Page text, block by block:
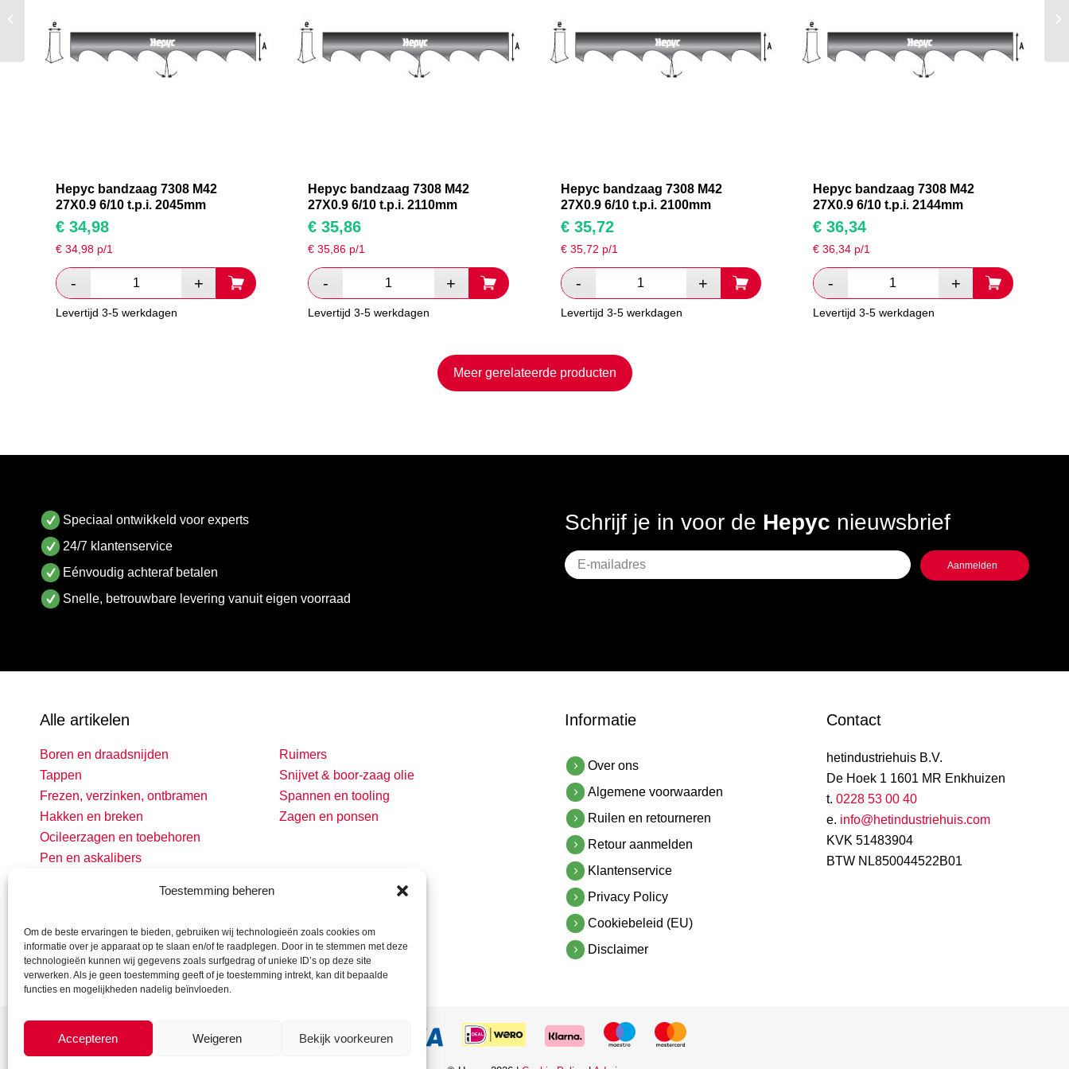
Toestemming beheren
Om de beste ervaringen te bieden, gebruiken wij technologieën zoals cookies om
informatie over je apparaat op te slaan en/of te raadplegen. Door in te stemmen met deze
technologieën kunnen wij gegevens zoals surfgedrag of unieke ID’s op deze site
verwerken. Als je geen toestemming geeft of je toestemming intrekt, kan dit bepaalde
functies en mogelijkheden nadelig beïnvloeden.
Accepteren Weigeren Bekijk voorkeuren
Hepyc bandzaag 7308 M42
27X0.9 6/10 t.p.i. 2045mm
€ 34,98
€ 34,98 p/1
Levertijd 3-5 werkdagen
Hepyc bandzaag 7308 M42
27X0.9 6/10 t.p.i. 2110mm
€ 35,86
€35,86 p/1
Levertijd 3-5 werkdagen
Hepyc bandzaag 7308 M42
27X0.9 6/10 t.p.i. 2100mm
€35,72
€ 35,72 p/1
Levertijd 3-5 werkdagen
Hepyc bandzaag 7308 M42
27X0.9 6/10 t.p.i. 2144mm
€36,34
€ 36,34p/1
Levertijd 3-5 werkdagen
Meer gerelateerde producten
Speciaal ontwikkeld voor experts
24/7 klantenservice
Eénvoudig achteraf betalen
Snelle, betrouwbare levering vanuit eigen voorraad
Schrijf je in voor de Hepyc nieuwsbrief
Geen
titel
Alle artikelen
Boren en draadsnijden
Tappen
Frezen, verzinken, ontbramen
Hakken en breken
Ocileerzagen en toebehoren
Pen en askalibers
Ruimers
Snijvet & boor-zaag olie
Spannen en tooling
Zagen en ponsen
Informatie
Over ons
Algemene voorwaarden
Ruilen en retourneren
Retour aanmelden
Klantenservice
Privacy Policy
Cookiebeleid (EU)
Disclaimer
Contact
hetindustriehuis B.V.
De Hoek 1 1601 MR Enkhuizen
t. 0228 53 00 40
e. info@hetindustriehuis.com
KVK 51483904
BTW NL850044522B01
2470mm